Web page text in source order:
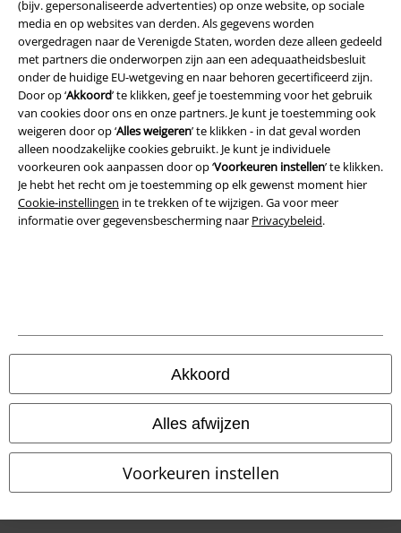
(bijv. gepersonaliseerde advertenties) op onze website, op sociale
media en op websites van derden. Als gegevens worden
overgedragen naar de Verenigde Staten, worden deze alleen gedeeld
met partners die onderworpen zijn aan een adequaatheidsbesluit
onder de huidige EU-wetgeving en naar behoren gecertificeerd zijn.
Door op ‘Akkoord’ te klikken, geef je toestemming voor het gebruik
van cookies door ons en onze partners. Je kunt je toestemming ook
weigeren door op ‘Alles weigeren’ te klikken - in dat geval worden
alleen noodzakelijke cookies gebruikt. Je kunt je individuele
voorkeuren ook aanpassen door op ‘Voorkeuren instellen’ te klikken.
Je hebt het recht om je toestemming op elk gewenst moment hier
Cookie-instellingen in te trekken of te wijzigen. Ga voor meer
informatie over gegevensbescherming naar Privacybeleid.
Akkoord
Alles afwijzen
Voorkeuren instellen
Legal
Algemene Voorwaarden
Bedrijfsgegevens
Privacyverklaring
Verklaring van conformiteit
Informatie over toegankelijkheid
© 1986-2026 Large Popmerchandising B.V.
Onze online shops